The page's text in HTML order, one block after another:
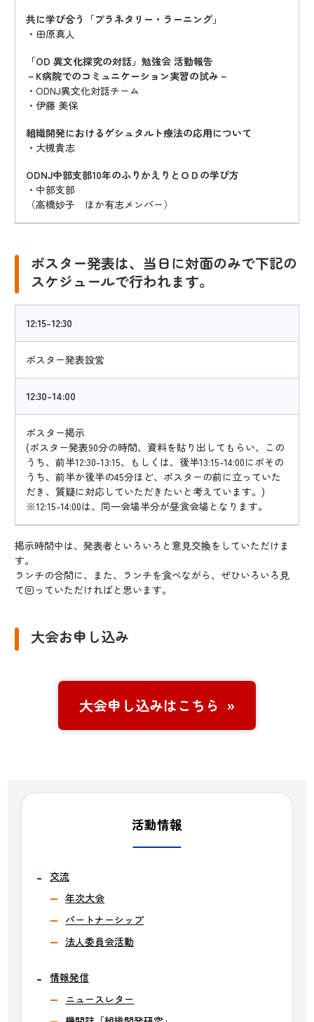
共に学び合う「プラネタリー・ラーニング」
・田原真人
「OD 異文化探究の対話」勉強会 活動報告
－K病院でのコミュニケーション実習の試み－
・ODNJ異文化対話チーム
・伊藤 美保
組織開発におけるゲシュタルト療法の応用について
・大槻貴志
ODNJ中部支部10年のふりかえりとＯＤの学び方
・中部支部
（高橋妙子 ほか有志メンバー）
ポスター発表は、当日に対面のみで下記の
スケジュールで行われます。
12:15-12:30
ポスター発表設営
12:30-14:00
ポスター掲示
(ポスター発表90分の時間、資料を貼り出してもらい、この
うち、前半12:30-13:15、もしくは、後半13:15-14:00にポその
うち、前半か後半の45分ほど、ポスターの前に立っていた
だき、質疑に対応していただきたいと考えています。)
※12:15-14:00は、同一会場半分が昼食会場となります。
掲示時間中は、発表者といろいろと意見交換をしていただけま
す。
ランチの合間に、また、ランチを食べながら、ぜひいろいろ見
て回っていただければと思います。
大会お申し込み
大会申し込みはこちら
活動情報
交流
年次大会
パートナーシップ
法人委員会活動
情報発信
ニュースレター